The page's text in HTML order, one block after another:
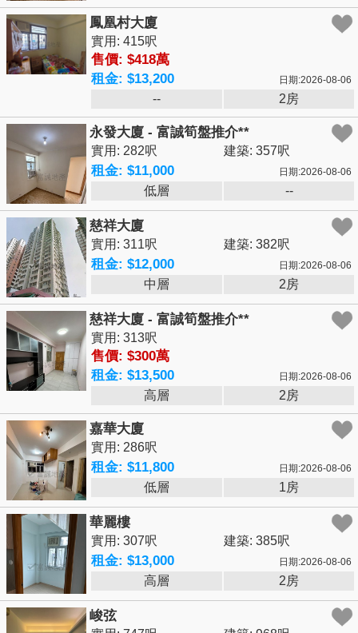
鳳凰村大廈
實用: 415呎
售價: $418萬
租金: $13,200
日期:2026-08-06
-- 2房
永發大廈 - 富誠筍盤推介**
實用: 282呎 建築: 357呎
租金: $11,000 日期:2026-08-06
低層 --
慈祥大廈
實用: 311呎 建築: 382呎
租金: $12,000 日期:2026-08-06
中層 2房
慈祥大廈 - 富誠筍盤推介**
實用: 313呎
售價: $300萬
租金: $13,500
日期:2026-08-06
高層 2房
嘉華大廈
實用: 286呎
租金: $11,800 日期:2026-08-06
低層 1房
華麗樓
實用: 307呎 建築: 385呎
租金: $13,000 日期:2026-08-06
高層 2房
峻弦